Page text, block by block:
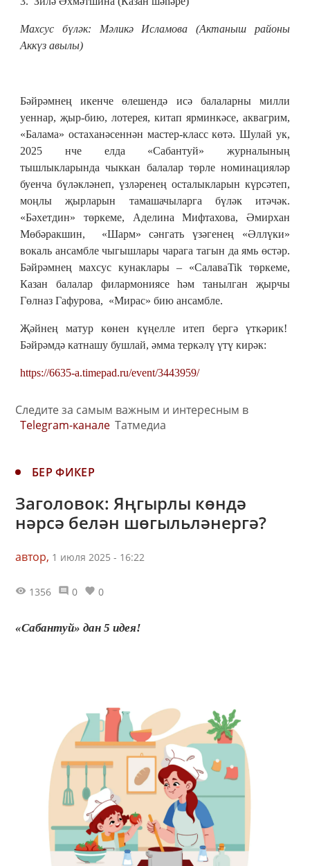
Махсус бүләк: Мәликә Исламова (Актаныш районы
Аккүз авылы)
Бәйрәмнең икенче өлешендә исә балаларны милли
уеннар, җыр-бию, лотерея, китап ярминкәсе, аквагрим,
«Балама» остаханәсеннән мастер-класс көтә. Шулай ук,
2025 нче елда «Сабантуй» журналының
тышлыкларында чыккан балалар төрле номинацияләр
буенча бүләкләнеп, үзләренең осталыкларын күрсәтеп,
моңлы җырларын тамашачыларга бүләк итәчәк.
«Бәхетдин» төркеме, Аделина Мифтахова, Әмирхан
Мөбәракшин, «Шарм» сәнгать үзәгенең «Әллүки»
вокаль ансамбле чыгышлары чарага тагын да ямь өстәр.
Бәйрәмнең махсус кунаклары – «СалаваTik төркеме,
Казан балалар филармониясе һәм танылган җырчы
Гөлназ Гафурова, «Мирас» бию ансамбле.
Җәйнең матур көнен күңелле итеп бергә үткәрик!
Бәйрәмдә катнашу бушлай, әмма теркәлү үтү кирәк:
https://6635-a.timepad.ru/event/3443959/
Следите за самым важным и интересным в
Telegram-канале Татмедиа
БЕР ФИКЕР
Заголовок: Яңгырлы көндә
нәрсә белән шөгыльләнергә?
автор, 1 июля 2025 - 16:22
1356 0 0
«Сабантуй» дан 5 идея!